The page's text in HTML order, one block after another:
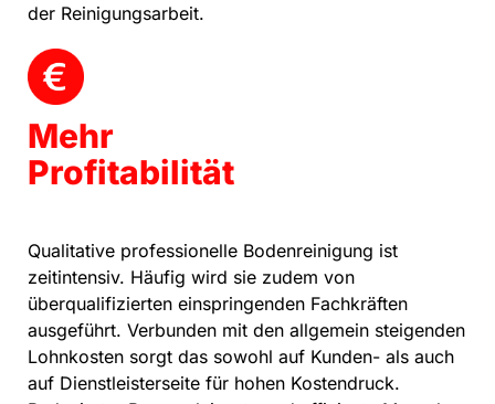
der Reinigungsarbeit.
Mehr
Profitabilität
Qualitative professionelle Bodenreinigung ist
zeitintensiv. Häufig wird sie zudem von
überqualifizierten einspringenden Fachkräften
ausgeführt. Verbunden mit den allgemein steigenden
Lohnkosten sorgt das sowohl auf Kunden- als auch
auf Dienstleisterseite für hohen Kostendruck.